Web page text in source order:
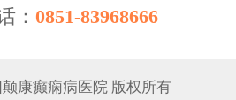
： 0851-83968666
康癫痫病医院 版权所有